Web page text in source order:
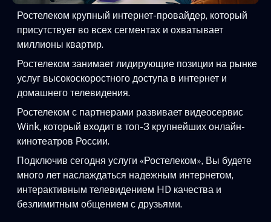
Ростелеком крупный интернет-провайдер, который
присутствует во всех сегментах и охватывает
миллионы квартир.
Ростелеком занимает лидирующие позиции на рынке
услуг высокоскоростного доступа в интернет и
домашнего телевидения.
Ростелеком с партнерами развивает видеосервис
Wink, который входит в топ-3 крупнейших онлайн-
кинотеатров России.
Подключив сегодня услуги «Ростелеком», Вы будете
много лет наслаждаться надежным интернетом,
интерактивным телевидением HD качества и
безлимитным общением с друзьями.